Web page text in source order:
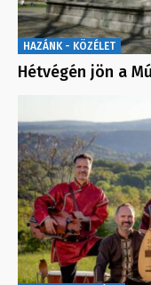
HAZÁNK - KÖZÉLET
Hétvégén jön a